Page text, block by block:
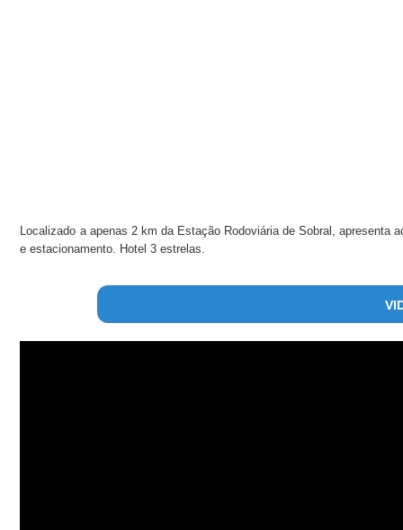
Localizado a apenas 2 km da Estação Rodoviária de Sobral,
e estacionamento. Hotel 3 estrelas.